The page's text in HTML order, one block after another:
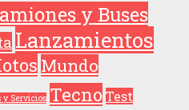
y Buses
Lanzamientos
Mundo
y Servicios Tecno Test